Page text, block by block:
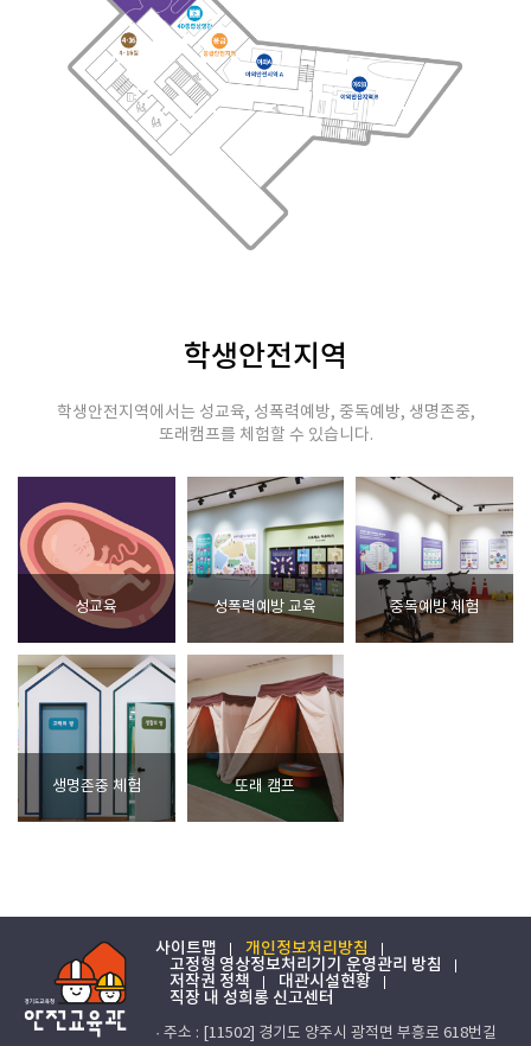
학생안전지역
학생안전지역에서는 성교육, 성폭력예방, 중독예방, 생명존중,
또래캠프를 체험할 수 있습니다.
성교육 성폭력예방 교육 중독예방 체험
생명존중 체험 또래 캠프
사이트맵
개인정보처리방침
고정형 영상정보처리기기 운영관리 방침
저작권 정책
대관시설현황
직장 내 성희롱 신고센터
· 주소 : [11502] 경기도 양주시 광적면 부흥로 618번길